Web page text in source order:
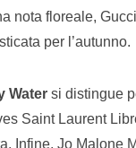
nota floreale,
per l’autunno.
Water si distingue
Saint Laurent
Infine, Jo Malone